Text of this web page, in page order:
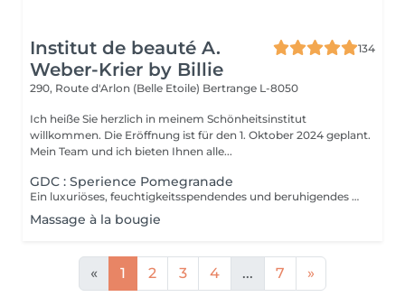
Institut de beauté A.
Weber-Krier by Billie
134
290, Route d'Arlon (Belle Etoile) Bertrange L-8050
Ich heiße Sie herzlich in meinem Schönheitsinstitut
willkommen. Die Eröffnung ist für den 1. Oktober 2024 geplant.
Mein Team und ich bieten Ihnen alle...
GDC : Sperience Pomegranade
Ein luxuriöses, feuchtigkeitsspendendes und beruhigendes Ritual für den Körper, das individuell an die Bedürfnisse der Haut angepasst werden kann. Die Linie basiert auf Granatapfel, einen fantastischen Inhaltsstoff, beruhigend und antioxidativ. Das Ergebnis verspricht Zellerneuerung, Vitalität und Feuchtigkeit! GRANATAPFEL-KÖRPERPEELING: Genießen Sie zusammen mit dem Puder- und Creme-Körperpeeling ein 45-minütiges Ganzkörper-Peeling-Ritual. GRANATAPFEL-KÖRPERMASSAGE: Im Liegen massieren, dann im Liegen mit der sensorischen Massagecreme. Dieses Ritual dauert 45 Minuten. GRANATAPFEL-KÖRPERPACKUNG: Die Packung wird mit sanften Bewegungen aufgetragen und 20 Minuten einwirken gelassen, bevor das Produkt einmassiert wird durch eine tolle Massage. Dieses Ritual dauert 60 Minuten. POMEGRANATE RED SERENITY: Ein köstliches 90-minütiges Ritual, das die Kraft von Granatapfelkernen mit der kraftvollen feuchtigkeitsspendenden Wirkung von der Creme kombiniert. POMEGRANATE SWEET COCOON: Tauchen Sie 90 Minuten lang in die Welt von Pomegranate Sperience ein mit diesem kompletten Ritual inklusive Peeling, Massage und Packung.
Massage à la bougie
« 1 2 3 4 ... 7 »